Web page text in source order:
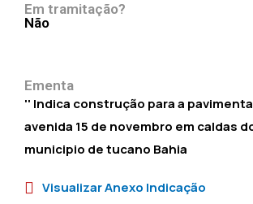
Em tramitação?
Não
Ementa
'' Indica construção para a
avenida 15 de novembro em caldas
municipio de tucano Bahia
Visualizar Anexo Indicação